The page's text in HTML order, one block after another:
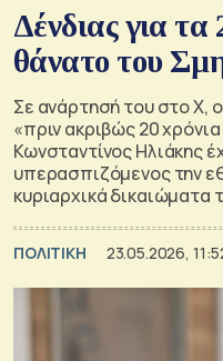
Δένδιας για τα
θάνατο του
Σε ανάρτησή του στο Χ,
«πριν ακριβώς 20
Κωνσταντίνος Ηλιάκης
υπερασπιζόμενος την
κυριαρχικά δικαιώματα
ΠΟΛΙΤΙΚΗ 23.05.2026,